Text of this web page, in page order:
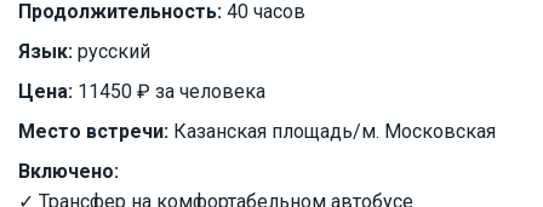
Продолжительность: 40 часов
Язык: русский
Цена: 11450 ₽ за человека
Место встречи: Казанская площадь/м. Московская
Включено:
✓ Трансфер на комфортабельном автобусе